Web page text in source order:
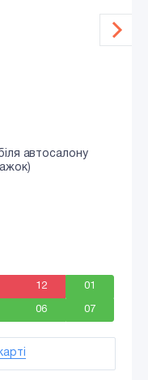
автосалону
12 01
06 07